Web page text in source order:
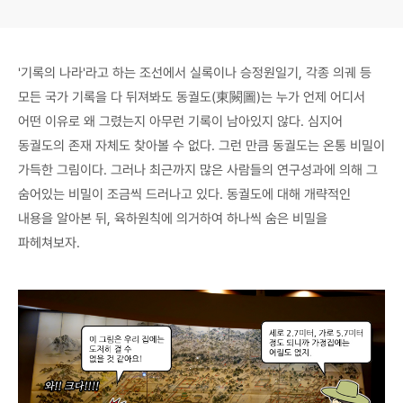
'기록의 나라'라고 하는 조선에서 실록이나 승정원일기, 각종 의궤 등
모든 국가 기록을 다 뒤져봐도 동궐도(東闕圖)는 누가 언제 어디서
어떤 이유로 왜 그렸는지 아무런 기록이 남아있지 않다. 심지어
동궐도의 존재 자체도 찾아볼 수 없다. 그런 만큼 동궐도는 온통 비밀이
가득한 그림이다. 그러나 최근까지 많은 사람들의 연구성과에 의해 그
숨어있는 비밀이 조금씩 드러나고 있다. 동궐도에 대해 개략적인
내용을 알아본 뒤, 육하원칙에 의거하여 하나씩 숨은 비밀을
파헤쳐보자.